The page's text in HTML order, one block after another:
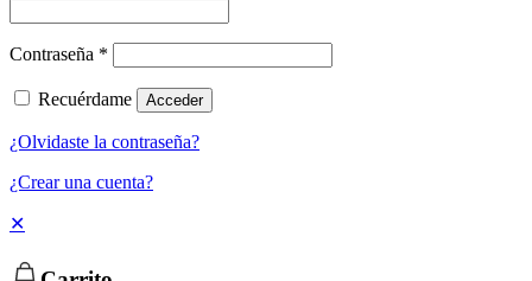
Contraseña *
Recuérdame Acceder
¿Olvidaste la contraseña?
¿Crear una cuenta?
✕